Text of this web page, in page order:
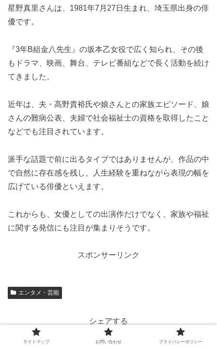
星野真里さんは、1981年7月27日生まれ、埼玉県出身の俳
優です。
『3年B組金八先生』の坂本乙女役で広く知られ、その後
もドラマ、映画、舞台、テレビ番組などで長く活動を続け
てきました。
近年は、夫・高野貴裕氏や娘さんとの家族エピソード、娘
さんの難病公表、夫婦で社会福祉士の資格を取得したこと
などでも注目されています。
派手な話題で前に出るタイプではありませんが、作品の中
で自然に存在感を残し、人生経験を重ねながら表現の幅を
広げている俳優といえます。
これからも、女優としての出演作だけでなく、家族や福祉
に関する発信にも注目が集まりそうです。
スポンサーリンク
エンタメ・芸能
シェアする
Twitter Facebook はてブ
サイトマップ お問い合わせ プライバシーポリシー